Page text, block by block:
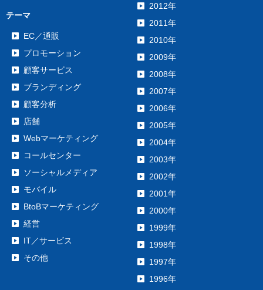
テーマ
EC／通販
プロモーション
顧客サービス
ブランディング
顧客分析
店舗
Webマーケティング
コールセンター
ソーシャルメディア
モバイル
BtoBマーケティング
経営
IT／サービス
その他
2012年
2011年
2010年
2009年
2008年
2007年
2006年
2005年
2004年
2003年
2002年
2001年
2000年
1999年
1998年
1997年
1996年